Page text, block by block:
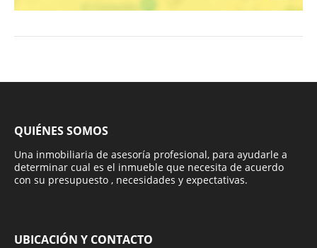
QUIÉNES SOMOS
Una inmobiliaria de asesoría profesional, para ayudarle a
determinar cual es el inmueble que necesita de acuerdo
con su presupuesto , necesidades y expectativas.
UBICACIÓN Y CONTACTO